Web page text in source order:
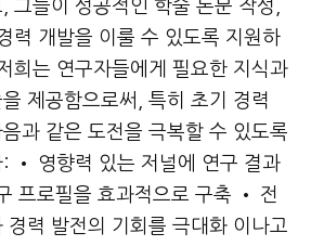
그들이 성공적인 학술 논문 작성,
력 개발을 이룰 수 있도록 지원하
희는 연구자들에게 필요한 지식과
제공함으로써, 특히 초기 경력
과 같은 도전을 극복할 수 있도록
: • 영향력 있는 저널에 연구 결과
프로필을 효과적으로 구축 • 전
경력 발전의 기회를 극대화 이나고